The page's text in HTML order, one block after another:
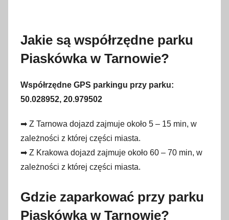
Jakie są współrzędne parku
Piaskówka w Tarnowie?
Współrzędne GPS parkingu przy parku:
50.028952, 20.979502
➡ Z Tarnowa dojazd zajmuje około 5 – 15 min, w
zależności z której części miasta.
➡ Z Krakowa dojazd zajmuje około 60 – 70 min, w
zależności z której części miasta.
Gdzie zaparkować przy parku
Piaskówka w Tarnowie?